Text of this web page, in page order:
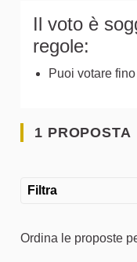
Il voto è
regole:
Puoi votare
1 PROPOSTA
Filtra
Ordina le proposte